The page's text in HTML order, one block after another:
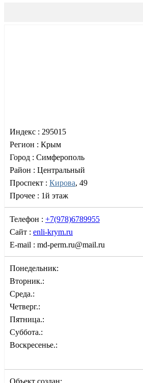
Индекс : 295015
Регион : Крым
Город : Симферополь
Район : Центральный
Проспект : Кирова, 49
Прочее : 1й этаж
Телефон : +7(978)6789955
Сайт : enli-krym.ru
E-mail : md-perm.ru@mail.ru
Понедельник:
Вторник.:
Среда.:
Четверг.:
Пятница.:
Суббота.:
Воскресенье.:
Объект создан: